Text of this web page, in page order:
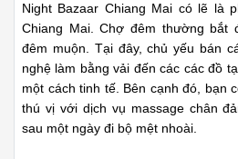
Night Bazaar Chiang Mai có lẽ là
Chiang Mai. Chợ đêm thường bắt
đêm muộn. Tại đây, chủ yếu bán
nghệ làm bằng vải đến các các đồ
một cách tinh tế. Bên cạnh đó, bạn
thú vị với dịch vụ massage chân
sau một ngày đi bộ mệt nhoài.